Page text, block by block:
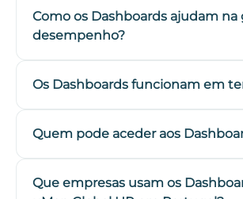
Como os Dashboards ajudam na
desempenho?
Os Dashboards funcionam em
Quem pode aceder aos
Que empresas usam os